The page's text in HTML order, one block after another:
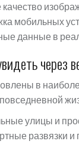
мобильных
данные в
через
в
улицы и
развязки и